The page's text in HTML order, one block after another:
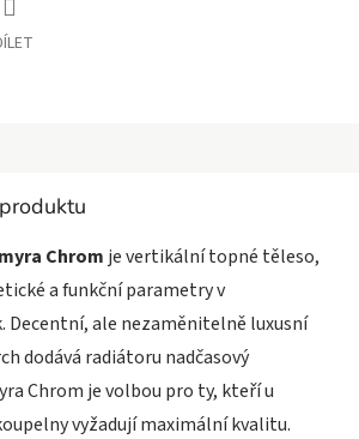
Chrom je vertikální topné těleso,
a funkční parametry v
Decentní, ale nezaměnitelně luxusní
dodává radiátoru nadčasový
Chrom je volbou pro ty, kteří u
vyžadují maximální kvalitu.